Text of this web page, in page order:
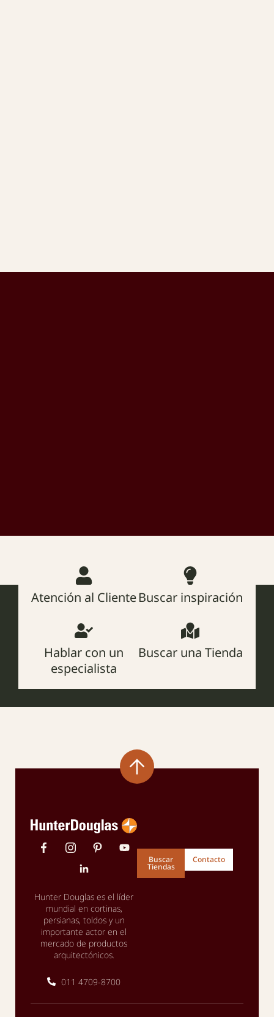
Atención al ClienteBuscar inspiración
Hablar con un
especialista
Buscar una Tienda
Hunter Douglas es el líder
mundial en cortinas,
persianas, toldos y un
importante actor en el
mercado de productos
arquitectónicos.
011 4709-8700
Buscar
Tiendas
Contacto